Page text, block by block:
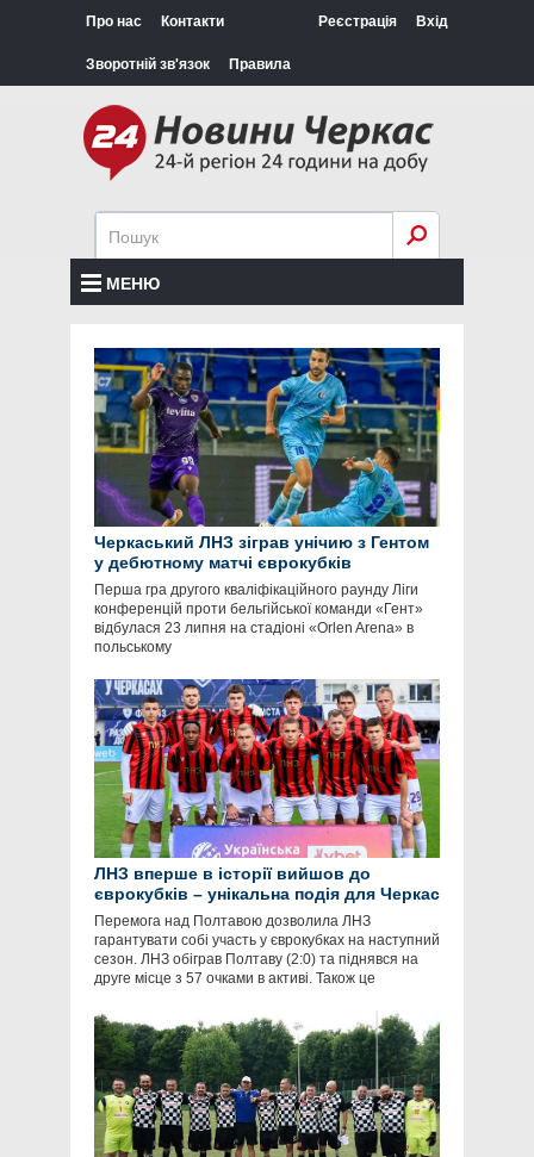
Про нас Контакти
Зворотній зв'язок Правила
Реєстрація Вхід
МЕНЮ
Черкаський ЛНЗ зіграв унічию з Гентом
у дебютному матчі єврокубків
Перша гра другого кваліфікаційного раунду Ліги
конференцій проти бельгійської команди «Гент»
відбулася 23 липня на стадіоні «Orlen Arena» в
польському
ЛНЗ вперше в історії вийшов до
єврокубків – унікальна подія для Черкас
Перемога над Полтавою дозволила ЛНЗ
гарантувати собі участь у єврокубках на наступний
сезон. ЛНЗ обіграв Полтаву (2:0) та піднявся на
друге місце з 57 очками в активі. Також це